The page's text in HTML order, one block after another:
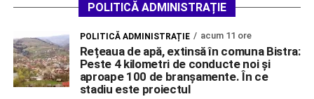
POLITICĂ ADMINISTRAȚIE
POLITICĂ ADMINISTRAȚIE acum 11 ore
Rețeaua de apă, extinsă în comuna Bistra:
Peste 4 kilometri de conducte noi și
aproape 100 de branșamente. În ce
stadiu este proiectul